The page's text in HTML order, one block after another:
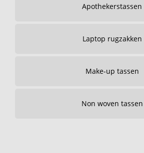
Apothekerstassen
Laptop rugzakken
Make-up tassen
Non woven tassen